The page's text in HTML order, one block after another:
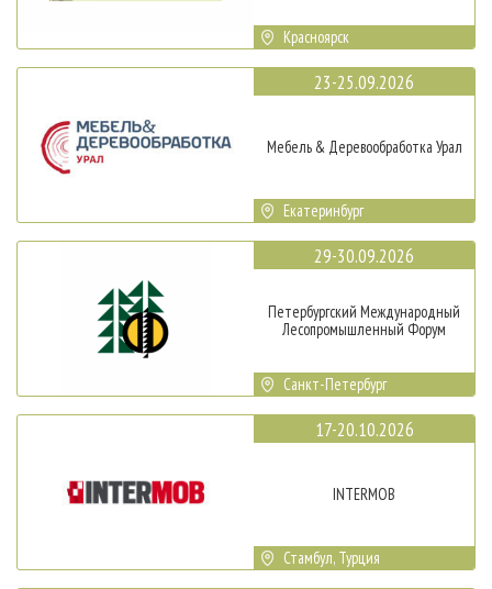
Красноярск
23-25.09.2026
Мебель & Деревообработка Урал
Екатеринбург
29-30.09.2026
Петербургский Международный
Лесопромышленный Форум
Санкт-Петербург
17-20.10.2026
INTERMOB
Стамбул, Турция